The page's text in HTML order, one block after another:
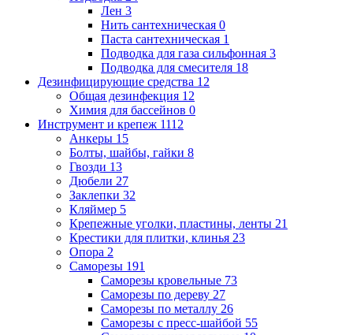
Лен 3
Нить сантехническая 0
Паста сантехническая 1
Подводка для газа сильфонная 3
Подводка для смесителя 18
Дезинфицирующие средства 12
Общая дезинфекция 12
Химия для бассейнов 0
Инструмент и крепеж 1112
Анкеры 15
Болты, шайбы, гайки 8
Гвозди 13
Дюбели 27
Заклепки 32
Кляймер 5
Крепежные уголки, пластины, ленты 21
Крестики для плитки, клинья 23
Опора 2
Саморезы 191
Саморезы кровельные 73
Саморезы по дереву 27
Саморезы по металлу 26
Саморезы с пресс-шайбой 55